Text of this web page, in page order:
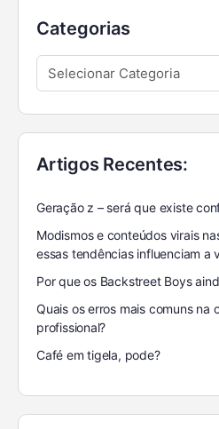
Categorias
Artigos Recentes:
Geração z – será que existe
Modismos e conteúdos virais
essas tendências influenciam a
Por que os Backstreet Boys
Quais os erros mais comuns na
profissional?
Café em tigela, pode?